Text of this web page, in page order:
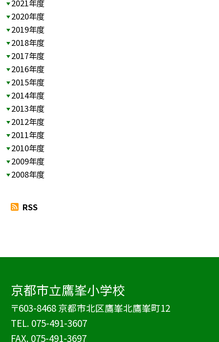
2021年度
2020年度
2019年度
2018年度
2017年度
2016年度
2015年度
2014年度
2013年度
2012年度
2011年度
2010年度
2009年度
2008年度
RSS
京都市立鷹峯小学校
〒603-8468 京都市北区鷹峯北鷹峯町12
TEL. 075-491-3607
FAX. 075-491-3697